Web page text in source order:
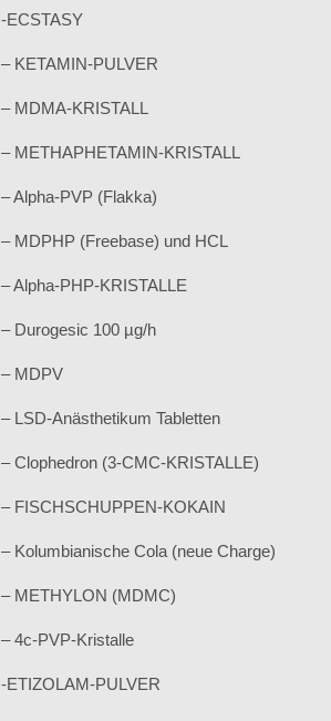
-ECSTASY
– KETAMIN-PULVER
– MDMA-KRISTALL
– METHAPHETAMIN-KRISTALL
– Alpha-PVP (Flakka)
– MDPHP (Freebase) und HCL
– Alpha-PHP-KRISTALLE
– Durogesic 100 µg/h
– MDPV
– LSD-Anästhetikum Tabletten
– Clophedron (3-CMC-KRISTALLE)
– FISCHSCHUPPEN-KOKAIN
– Kolumbianische Cola (neue Charge)
– METHYLON (MDMC)
– 4c-PVP-Kristalle
-ETIZOLAM-PULVER